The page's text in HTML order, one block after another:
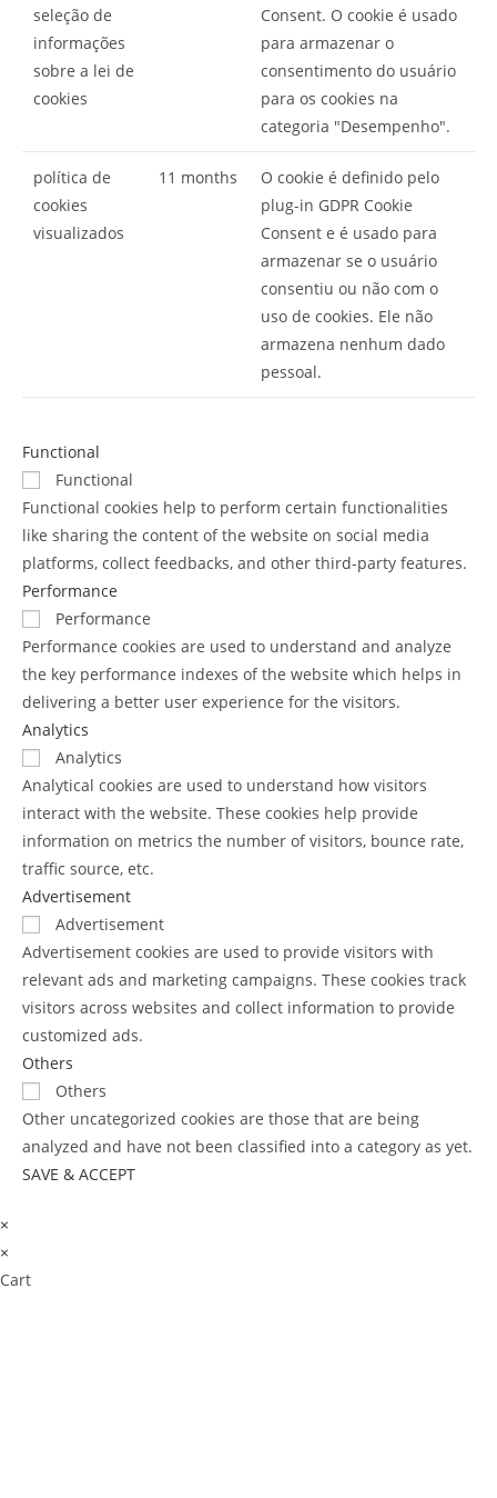
seleção de
informações
sobre a lei de
cookies
Consent. O cookie é usado
para armazenar o
consentimento do usuário
para os cookies na
categoria "Desempenho".
política de
cookies
visualizados
11 months
O cookie é definido pelo
plug-in GDPR Cookie
Consent e é usado para
armazenar se o usuário
consentiu ou não com o
uso de cookies. Ele não
armazena nenhum dado
pessoal.
Functional
Functional
Functional cookies help to perform certain functionalities
like sharing the content of the website on social media
platforms, collect feedbacks, and other third-party features.
Performance
Performance
Performance cookies are used to understand and analyze
the key performance indexes of the website which helps in
delivering a better user experience for the visitors.
Analytics
Analytics
Analytical cookies are used to understand how visitors
interact with the website. These cookies help provide
information on metrics the number of visitors, bounce rate,
traffic source, etc.
Advertisement
Advertisement
Advertisement cookies are used to provide visitors with
relevant ads and marketing campaigns. These cookies track
visitors across websites and collect information to provide
customized ads.
Others
Others
Other uncategorized cookies are those that are being
analyzed and have not been classified into a category as yet.
SAVE & ACCEPT
×
×
Cart